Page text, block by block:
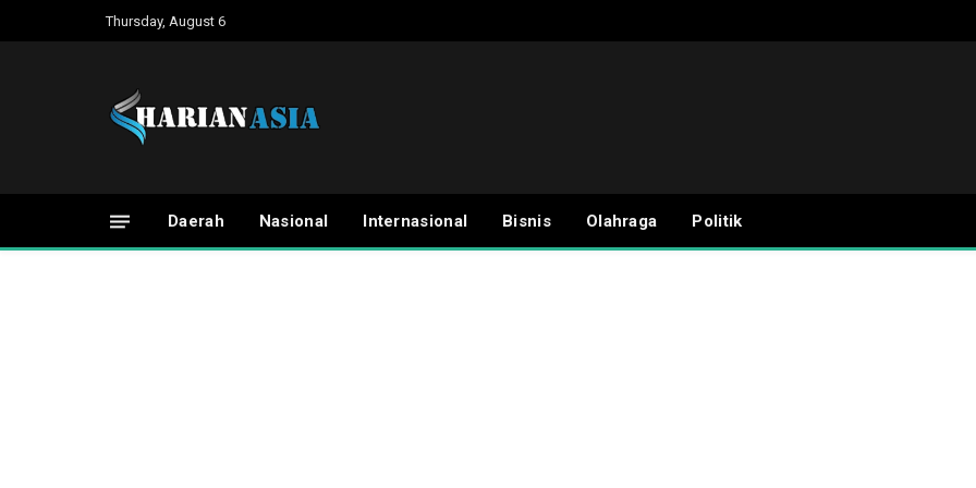
Thursday, August 6
Daerah Nasional Internasional Bisnis Olahraga Politik